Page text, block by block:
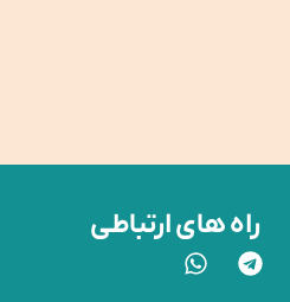
راه های ارتباطی